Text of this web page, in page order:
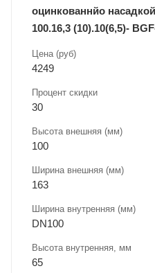
оцинкованнйо
100.16,3 (10).10(6,5)-
Цена (руб)
4249
Процент скидки
30
Высота внешняя (мм)
100
Ширина внешняя (мм)
163
Ширина внутренняя (мм)
DN100
Высота внутренняя, мм
65